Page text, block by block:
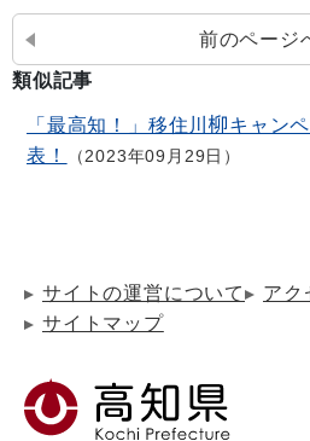
前のページ
類似記事
「最高知！」移住川柳キャン
表！
2023年09月29日
サイトの運営について
アク
サイトマップ